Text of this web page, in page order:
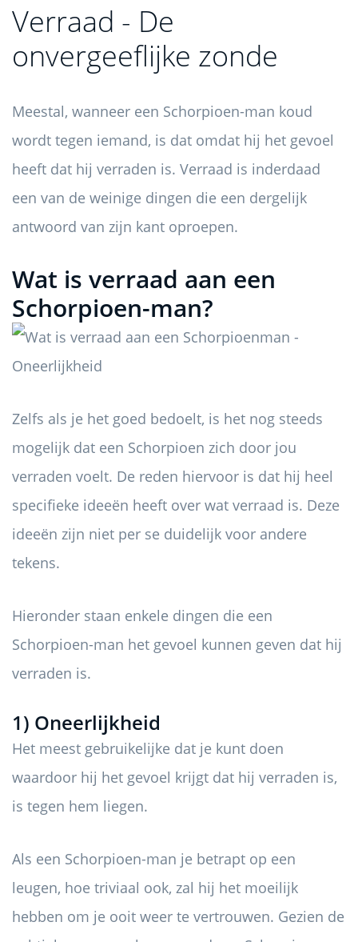
Verraad - De
onvergeeflijke zonde
Meestal, wanneer een Schorpioen-man koud
wordt tegen iemand, is dat omdat hij het gevoel
heeft dat hij verraden is. Verraad is inderdaad
een van de weinige dingen die een dergelijk
antwoord van zijn kant oproepen.
Wat is verraad aan een
Schorpioen-man?
Zelfs als je het goed bedoelt, is het nog steeds
mogelijk dat een Schorpioen zich door jou
verraden voelt. De reden hiervoor is dat hij heel
specifieke ideeën heeft over wat verraad is. Deze
ideeën zijn niet per se duidelijk voor andere
tekens.
Hieronder staan ​​enkele dingen die een
Schorpioen-man het gevoel kunnen geven dat hij
verraden is.
1) Oneerlijkheid
Het meest gebruikelijke dat je kunt doen
waardoor hij het gevoel krijgt dat hij verraden is,
is tegen hem liegen.
Als een Schorpioen-man je betrapt op een
leugen, hoe triviaal ook, zal hij het moeilijk
hebben om je ooit weer te vertrouwen. Gezien de